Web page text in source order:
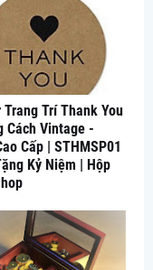
Trí Thank You
Cách Vintage -
Cấp | STHMSP01
Kỷ Niệm | Hộp